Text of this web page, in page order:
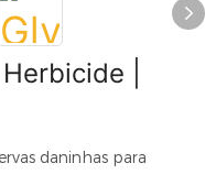
|
daninhas para